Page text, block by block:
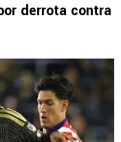
derrota contra